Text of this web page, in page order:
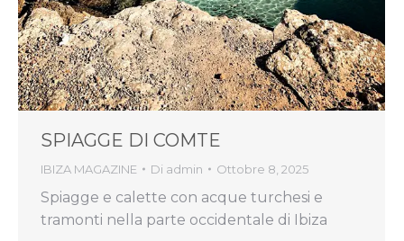
SPIAGGE DI COMTE
IBIZA MAGAZINE Di admin Ottobre 8, 2025
Spiagge e calette con acque turchesi e
tramonti nella parte occidentale di Ibiza